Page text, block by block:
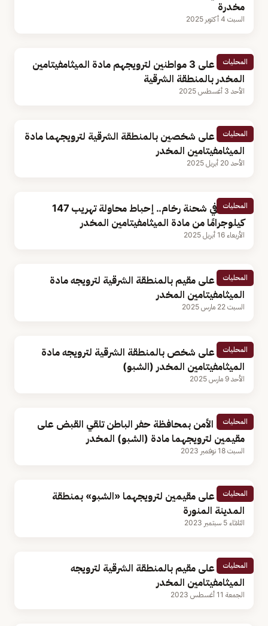
مخدرة
السبت 4 أكتوبر 2025
المحليات
القبض على 3 مواطنين لترويجهم مادة الميثامفيتامين
المخدر بالمنطقة الشرقية
الأحد 3 أغسطس 2025
المحليات
القبض على شخصين بالمنطقة الشرقية لترويجهما مادة
الميثامفيتامين المخدر
الأحد 20 أبريل 2025
المحليات
مخبأة في شحنة رخام.. إحباط محاولة تهريب 147
كيلوجرامًا من مادة الميثامفيتامين المخدر
الأربعاء 16 أبريل 2025
المحليات
القبض على مقيم بالمنطقة الشرقية لترويجه مادة
الميثامفيتامين المخدر
السبت 22 مارس 2025
المحليات
القبض على شخص بالمنطقة الشرقية لترويجه مادة
الميثامفيتامين المخدر (الشبو)
الأحد 9 مارس 2025
المحليات
دوريات الأمن بمحافظة حفر الباطن تلقي القبض على
مقيمين لترويجهما مادة (الشبو) المخدر
السبت 18 نوفمبر 2023
المحليات
القبض على مقيمين لترويجهما «الشبو» بمنطقة
المدينة المنورة
الثلاثاء 5 سبتمبر 2023
المحليات
القبض على مقيم بالمنطقة الشرقية لترويجه
الميثامفيتامين المخدر
الجمعة 11 أغسطس 2023